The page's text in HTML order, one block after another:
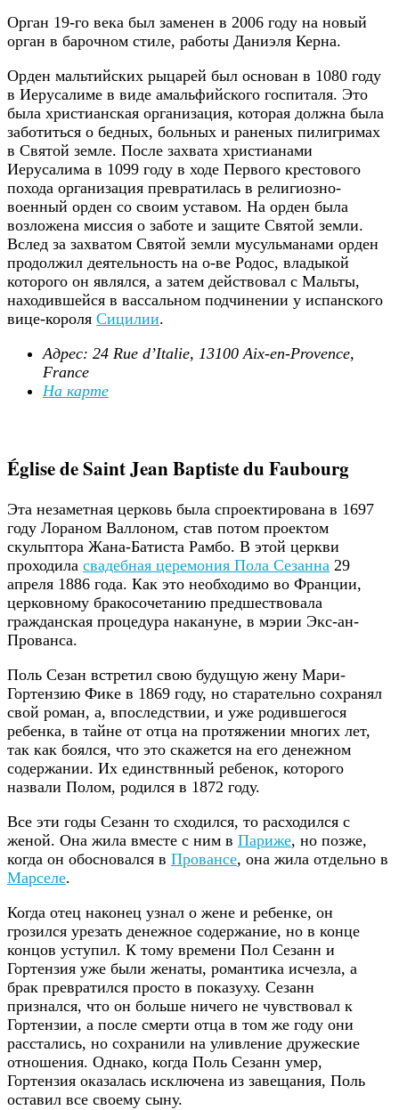
Орган 19-го века был заменен в 2006 году на новый
орган в барочном стиле, работы Даниэля Керна.
Орден мальтийских рыцарей был основан в 1080 году
в Иерусалиме в виде амальфийского госпиталя. Это
была христианская организация, которая должна была
заботиться о бедных, больных и раненых пилигримах
в Святой земле. После захвата христианами
Иерусалима в 1099 году в ходе Первого крестового
похода организация превратилась в религиозно-
военный орден со своим уставом. На орден была
возложена миссия о заботе и защите Святой земли.
Вслед за захватом Святой земли мусульманами орден
продолжил деятельность на о-ве Родос, владыкой
которого он являлся, а затем действовал с Мальты,
находившейся в вассальном подчинении у испанского
вице-короля Сицилии.
Адрес: 24 Rue d’Italie, 13100 Aix-en-Provence,
France ‎
На карте
Église de Saint Jean Baptiste du Faubourg
Эта незаметная церковь была спроектирована в 1697
году Лораном Валлоном, став потом проектом
скульптора Жана-Батиста Рамбо. В этой церкви
проходила свадебная церемония Пола Сезанна 29
апреля 1886 года. Как это необходимо во Франции,
церковному бракосочетанию предшествовала
гражданская процедура накануне, в мэрии Экс-ан-
Прованса.
Поль Сезан встретил свою будущую жену Мари-
Гортензию Фике в 1869 году, но старательно сохранял
свой роман, а, впоследствии, и уже родившегося
ребенка, в тайне от отца на протяжении многих лет,
так как боялся, что это скажется на его денежном
содержании. Их единствнный ребенок, которого
назвали Полом, родился в 1872 году.
Все эти годы Сезанн то сходился, то расходился с
женой. Она жила вместе с ним в Париже, но позже,
когда он обосновался в Провансе, она жила отдельно в
Марселе.
Когда отец наконец узнал о жене и ребенке, он
грозился урезать денежное содержание, но в конце
концов уступил. К тому времени Пол Сезанн и
Гортензия уже были женаты, романтика исчезла, а
брак превратился просто в показуху. Сезанн
признался, что он больше ничего не чувствовал к
Гортензии, а после смерти отца в том же году они
расстались, но сохранили на уливление дружеские
отношения. Однако, когда Поль Сезанн умер,
Гортензия оказалась исключена из завещания, Поль
оставил все своему сыну.